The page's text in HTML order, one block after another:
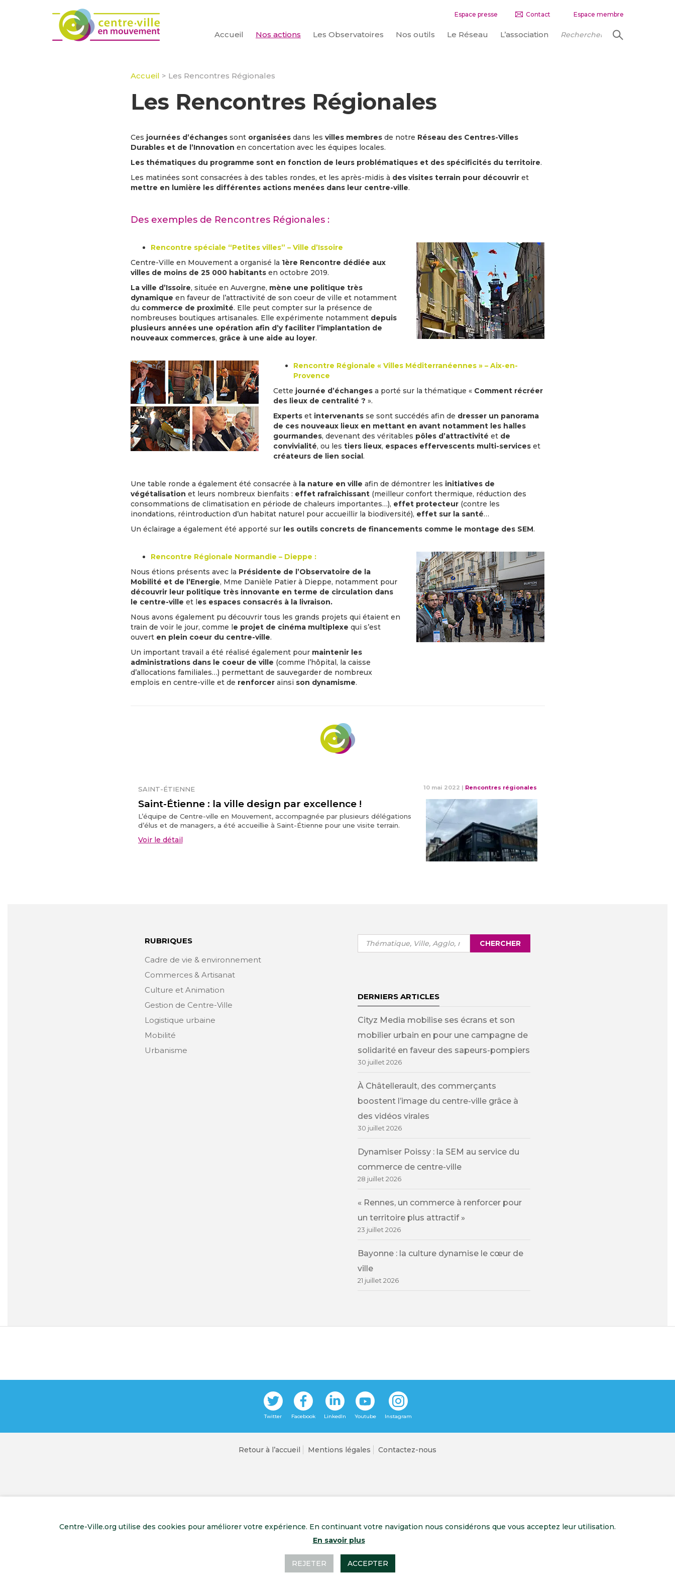
Espace presse Contact Espace membre
Accueil Nos actions Les Observatoires Nos outils Le Réseau L’association
CHERCHER
Accueil > Les Rencontres Régionales
Les Rencontres Régionales
Ces journées d’échangessont organisées dans les villes membresde notre Réseau des Centres-Villes
Durables et de l’Innovation en concertation avec les équipes locales.
Les thématiques du programme sont en fonction de leurs problématiques et des spécificités du territoire.
Les matinées sont consacrées à des tables rondes, et les après-midis à des visites terrain pour découvriret
mettre en lumière les différentes actions menées dans leur centre-ville.
Des exemples de Rencontres Régionales :
Rencontre spéciale “Petites villes” – Ville d’Issoire
Centre-Ville en Mouvement a organisé la 1ère Rencontre dédiée aux
villes de moins de 25 000 habitantsen octobre 2019.
La ville d’Issoire, située en Auvergne, mène une politique très
dynamique en faveur de l’attractivité de son coeur de ville et notamment
du commerce de proximité. Elle peut compter sur la présence de
nombreuses boutiques artisanales. Elle expérimente notamment depuis
plusieurs années une opération afin d’y faciliter l’implantation de
nouveaux commerces, grâce à une aide au loyer.
Rencontre Régionale « Villes Méditerranéennes » – Aix-en-
Provence
Cette journée d’échanges a porté sur la thématique « Comment récréer
des lieux de centralité ? ».
Experts et intervenants se sont succédés afin de dresser un panorama
de ces nouveaux lieux en mettant en avant notamment les halles
gourmandes, devenant des véritables pôles d’attractivité et de
convivialité, ou lestiers lieux, espaces effervescents multi-services et
créateurs de lien social.
Une table ronde a également été consacrée à la nature en ville afin de démontrer les initiatives de
végétalisation et leurs nombreux bienfaits : effet rafraîchissant(meilleur confort thermique, réduction des
consommations de climatisation en période de chaleurs importantes…), effet protecteur(contre les
inondations, réintroduction d’un habitat naturel pour accueillir la biodiversité), effet sur la santé…
Un éclairage a également été apporté sur les outils concrets de financements comme le montage des SEM.
Rencontre Régionale Normandie – Dieppe :
Nous étions présents avec la Présidente de l’Observatoire de la
Mobilité et de l’Energie, Mme Danièle Patier à Dieppe, notamment pour
découvrir leur politique très innovante en terme de circulation dans
le centre-ville et les espaces consacrés à la livraison.
Nous avons également pu découvrir tous les grands projets qui étaient en
train de voir le jour, comme le projet de cinéma multiplexe qui s’est
ouvert en plein coeur du centre-ville.
Un important travail a été réalisé également pour maintenir les
administrations dans le coeur de ville (comme l’hôpital, la caisse
d’allocations familiales…) permettant de sauvegarder de nombreux
emplois en centre-ville et de renforcerainsi son dynamisme.
SAINT-ÉTIENNE 10 mai 2022 | Rencontres régionales
Saint-Étienne : la ville design par excellence !
L’équipe de Centre-ville en Mouvement, accompagnée par plusieurs délégations
d’élus et de managers, a été accueillie à Saint-Étienne pour une visite terrain.
Voir le détail
RUBRIQUES
Cadre de vie & environnement
Commerces & Artisanat
Culture et Animation
Gestion de Centre-Ville
Logistique urbaine
Mobilité
Urbanisme
Rechercher
:
CHERCHER
DERNIERS ARTICLES
Cityz Media mobilise ses écrans et son
mobilier urbain en pour une campagne de
solidarité en faveur des sapeurs-pompiers
30 juillet 2026
À Châtellerault, des commerçants
boostent l’image du centre-ville grâce à
des vidéos virales
30 juillet 2026
Dynamiser Poissy : la SEM au service du
commerce de centre-ville
28 juillet 2026
« Rennes, un commerce à renforcer pour
un territoire plus attractif »
23 juillet 2026
Bayonne : la culture dynamise le cœur de
ville
21 juillet 2026
Retour à l’accueil Mentions légales Contactez-nous
Centre-Ville.org utilise des cookies pour améliorer votre expérience. En continuant votre navigation nous considérons que vous acceptez leur utilisation.
En savoir plus
REJETER ACCEPTER